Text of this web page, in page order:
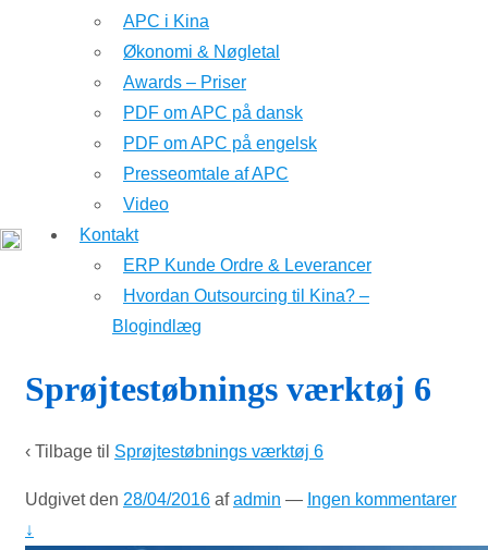
APC i Kina
Økonomi & Nøgletal
Awards – Priser
PDF om APC på dansk
PDF om APC på engelsk
Presseomtale af APC
Video
Kontakt
ERP Kunde Ordre & Leverancer
Hvordan Outsourcing til Kina? –
Blogindlæg
Sprøjtestøbnings værktøj 6
‹ Tilbage til Sprøjtestøbnings værktøj 6
Udgivet den 28/04/2016 afadmin — Ingen kommentarer
↓